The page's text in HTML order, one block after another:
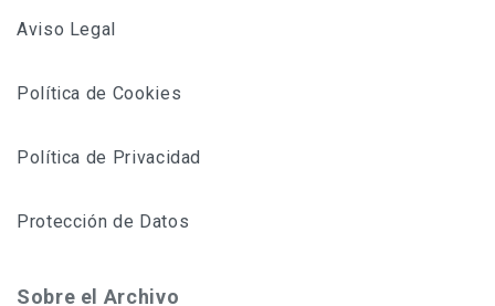
Aviso Legal
Política de Cookies
Política de Privacidad
Protección de Datos
Sobre el Archivo